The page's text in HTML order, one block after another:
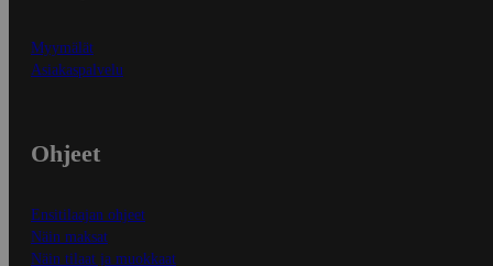
Myymälät
Asiakaspalvelu
Ohjeet
Ensitilaajan ohjeet
Näin maksat
Näin tilaat ja muokkaat